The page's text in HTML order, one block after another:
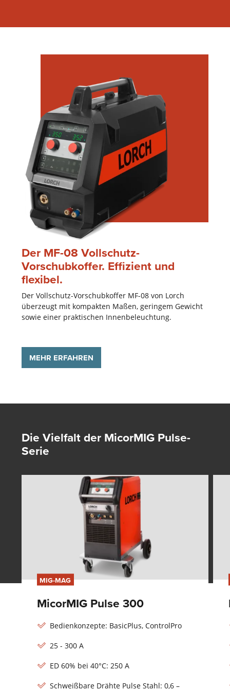
Der MF-08 Vollschutz-
Vorschubkoffer. Effizient und
flexibel.
Der Vollschutz-Vorschubkoffer MF-08 von Lorch
überzeugt mit kompakten Maßen, geringem Gewicht
sowie einer praktischen Innenbeleuchtung.
MEHR ERFAHREN
Die Vielfalt der MicorMIG Pulse-
Serie
MIG-MAG
MicorMIG Pulse 300
Bedienkonzepte: BasicPlus, ControlPro
25 - 300 A
ED 60% bei 40°C: 250 A
Schweißbare Drähte Pulse Stahl: 0,6 –